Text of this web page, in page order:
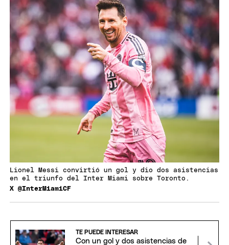
Lionel Messi convirtió un gol y dio dos asistencias
en el triunfo del Inter Miami sobre Toronto.
X @InterMiamiCF
TE PUEDE INTERESAR
Con un gol y dos asistencias de